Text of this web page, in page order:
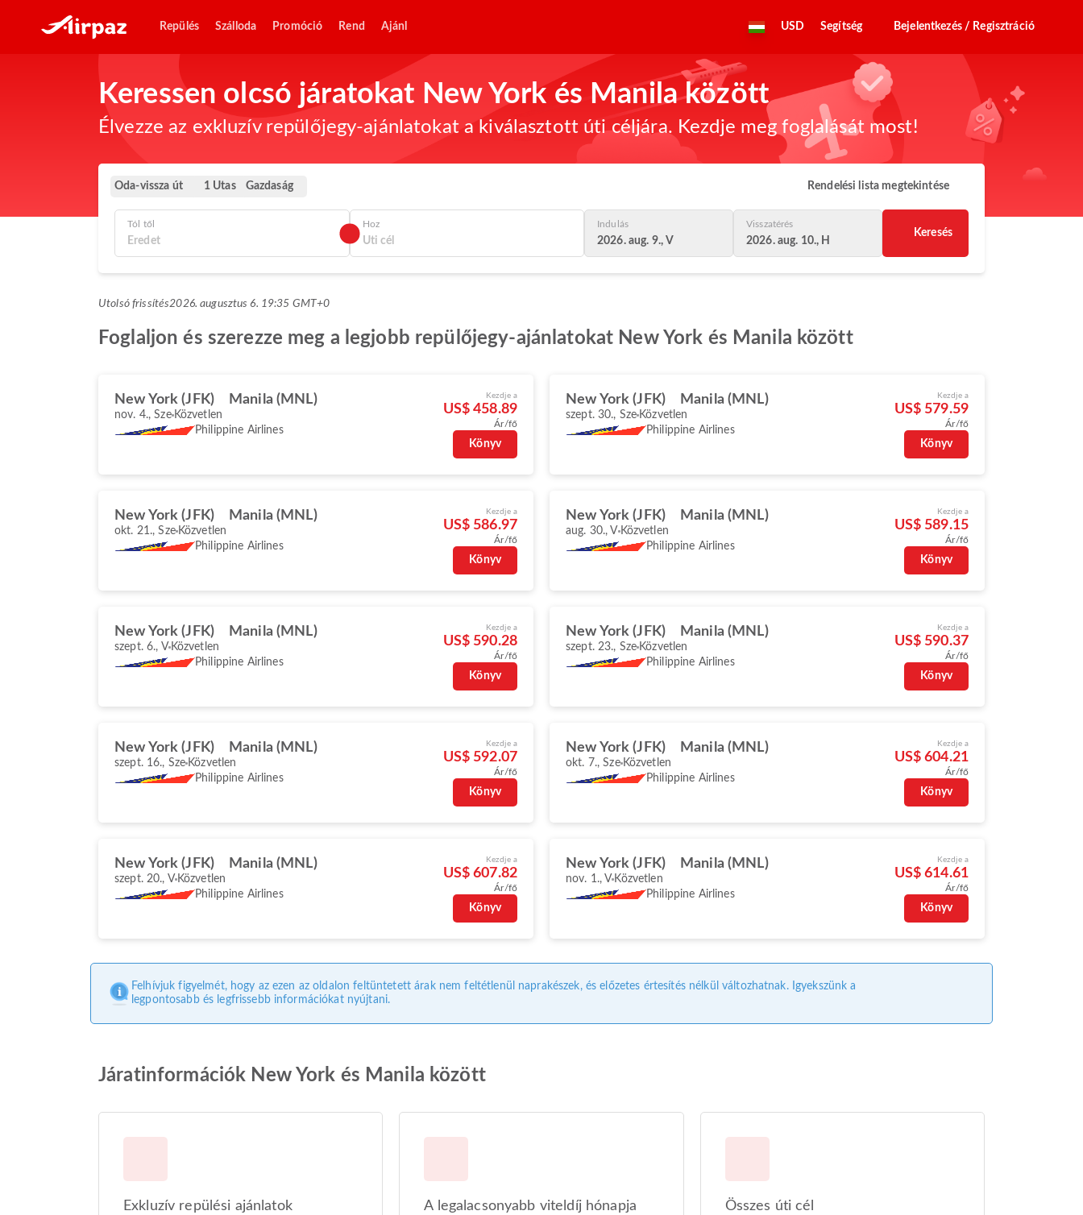
Repülés Szálloda Promóció Rend Ajánl USD Segítség Bejelentkezés / Regisztráció
Keressen olcsó járatokat New York és Manila között
Élvezze az exkluzív repülőjegy-ajánlatokat a kiválasztott úti céljára. Kezdje meg foglalását most!
Oda-vissza út 1 Utas Gazdaság Rendelési lista megtekintése
Tól től Hoz Indulás
2026. aug. 9., V
Visszatérés
2026. aug. 10., H
Keresés
Utolsó frissítés2026. augusztus 6. 19:35 GMT+0
Foglaljon és szerezze meg a legjobb repülőjegy-ajánlatokat New York és Manila között
New York (JFK) Manila (MNL)
nov. 4., Sze Közvetlen
Philippine Airlines
Kezdje a
US$ 458.89
Ár/fő
Könyv
New York (JFK) Manila (MNL)
szept. 30., Sze Közvetlen
Philippine Airlines
Kezdje a
US$ 579.59
Ár/fő
Könyv
New York (JFK) Manila (MNL)
okt. 21., Sze Közvetlen
Philippine Airlines
Kezdje a
US$ 586.97
Ár/fő
Könyv
New York (JFK) Manila (MNL)
aug. 30., V Közvetlen
Philippine Airlines
Kezdje a
US$ 589.15
Ár/fő
Könyv
New York (JFK) Manila (MNL)
szept. 6., V Közvetlen
Philippine Airlines
Kezdje a
US$ 590.28
Ár/fő
Könyv
New York (JFK) Manila (MNL)
szept. 23., Sze Közvetlen
Philippine Airlines
Kezdje a
US$ 590.37
Ár/fő
Könyv
New York (JFK) Manila (MNL)
szept. 16., Sze Közvetlen
Philippine Airlines
Kezdje a
US$ 592.07
Ár/fő
Könyv
New York (JFK) Manila (MNL)
okt. 7., Sze Közvetlen
Philippine Airlines
Kezdje a
US$ 604.21
Ár/fő
Könyv
New York (JFK) Manila (MNL)
szept. 20., V Közvetlen
Philippine Airlines
Kezdje a
US$ 607.82
Ár/fő
Könyv
New York (JFK) Manila (MNL)
nov. 1., V Közvetlen
Philippine Airlines
Kezdje a
US$ 614.61
Ár/fő
Könyv
Felhívjuk figyelmét, hogy az ezen az oldalon feltüntetett árak nem feltétlenül naprakészek, és előzetes értesítés nélkül változhatnak. Igyekszünk a
legpontosabb és legfrissebb információkat nyújtani.
Járatinformációk New York és Manila között
Exkluzív repülési ajánlatok A legalacsonyabb viteldíj hónapja Összes úti cél